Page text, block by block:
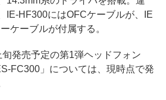
IE-HF300にはOFCケーブルが、IE
ケーブルが付属する。
発売予定の第1弾ヘッドフォン
FC300」については、現時点で発